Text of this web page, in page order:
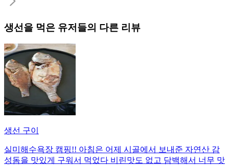
생선을 먹은 유저들의 다른 리뷰
생선 구이
실미해수욕장 캠핑!! 아침은 어제 시골에서 보내준 자연산 감
성돔을 맛있게 구워서 먹었다 비린맛도 없고 담백해서 너무 맛